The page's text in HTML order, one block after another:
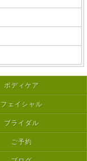
ボディケア
フェイシャル
ブライダル
ご予約